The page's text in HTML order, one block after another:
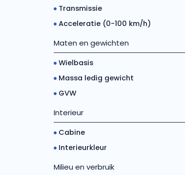
Transmissie
Acceleratie (0-100 km/h)
Maten en gewichten
Wielbasis
Massa ledig gewicht
GVW
Interieur
Cabine
Interieurkleur
Milieu en verbruik